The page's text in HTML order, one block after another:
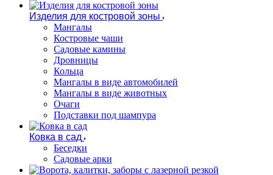
Изделия для костровой зоны
Мангалы
Костровые чаши
Садовые камины
Дровницы
Кольца
Мангалы в виде автомобилей
Мангалы в виде животных
Очаги
Подставки под шампура
Ковка в сад
Беседки
Садовые арки